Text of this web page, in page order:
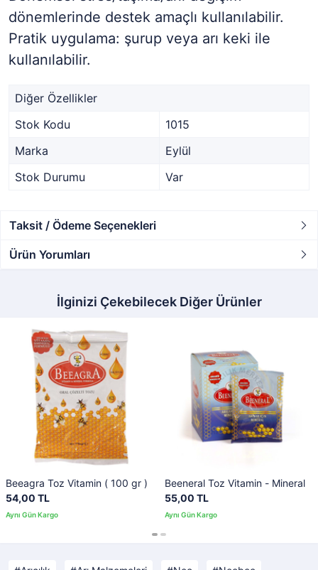
dönemlerinde destek amaçlı kullanılabilir.
Pratik uygulama: şurup veya arı keki ile
kullanılabilir.
Diğer Özellikler
Stok Kodu
1015
Marka
Eylül
Stok Durumu
Var
Taksit / Ödeme Seçenekleri
Ürün Yorumları
İlginizi Çekebilecek Diğer Ürünler
Beeagra Toz Vitamin ( 100 gr )
54,00 TL
Beeneral Toz Vitamin - Mineral
55,00 TL